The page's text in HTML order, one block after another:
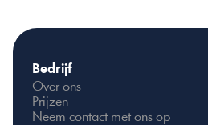
Bedrijf
Over ons
Prijzen
Neem contact met ons op